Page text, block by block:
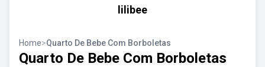
lilibee
Home>Quarto De Bebe Com Borboletas
Quarto De Bebe Com Borboletas